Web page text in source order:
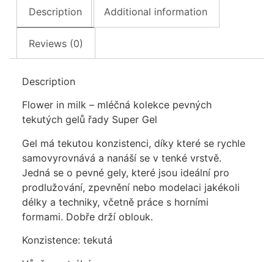
Description Additional information
Reviews (0)
Description
Flower in milk – mléčná kolekce pevných
tekutých gelů řady Super Gel
Gel má tekutou konzistenci, díky které se rychle
samovyrovnává a nanáší se v tenké vrstvě.
Jedná se o pevné gely, které jsou ideální pro
prodlužování, zpevnění nebo modelaci jakékoli
délky a techniky, včetně práce s horními
formami. Dobře drží oblouk.
Konzistence: tekutá